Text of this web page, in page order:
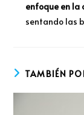
enfoque en la
sentando las
TAMBIÉN